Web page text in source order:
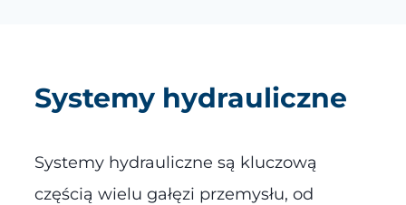
Systemy hydrauliczne
Systemy hydrauliczne są kluczową
częścią wielu gałęzi przemysłu, od